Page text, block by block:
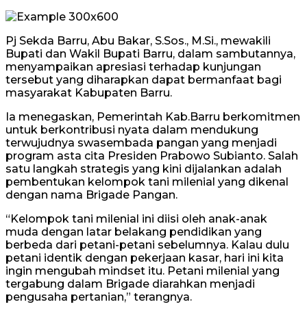
Pj Sekda Barru, Abu Bakar, S.Sos., M.Si., mewakili
Bupati dan Wakil Bupati Barru, dalam sambutannya,
menyampaikan apresiasi terhadap kunjungan
tersebut yang diharapkan dapat bermanfaat bagi
masyarakat Kabupaten Barru.
Ia menegaskan, Pemerintah Kab.Barru berkomitmen
untuk berkontribusi nyata dalam mendukung
terwujudnya swasembada pangan yang menjadi
program asta cita Presiden Prabowo Subianto. Salah
satu langkah strategis yang kini dijalankan adalah
pembentukan kelompok tani milenial yang dikenal
dengan nama Brigade Pangan.
“Kelompok tani milenial ini diisi oleh anak-anak
muda dengan latar belakang pendidikan yang
berbeda dari petani-petani sebelumnya. Kalau dulu
petani identik dengan pekerjaan kasar, hari ini kita
ingin mengubah mindset itu. Petani milenial yang
tergabung dalam Brigade diarahkan menjadi
pengusaha pertanian,” terangnya.